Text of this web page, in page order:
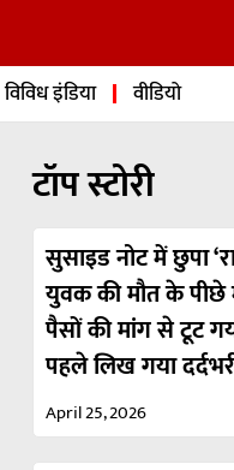
विविध इंडिया वीडियो
टॉप स्टोरी
सुसाइड नोट में छुपा
युवक की मौत के पीछे
पैसों की मांग से टूट
पहले लिख गया
April 25, 2026